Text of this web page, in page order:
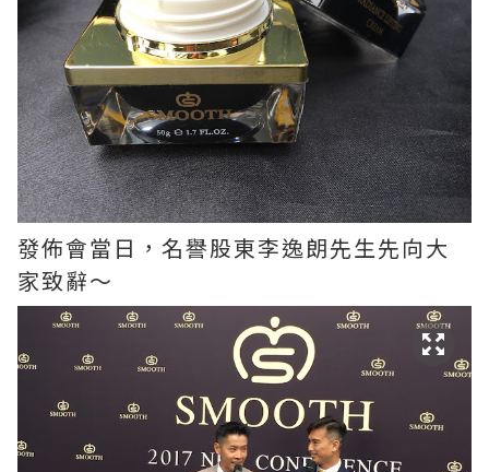
發佈會當日，名譽股東李逸朗先生先向大
家致辭～